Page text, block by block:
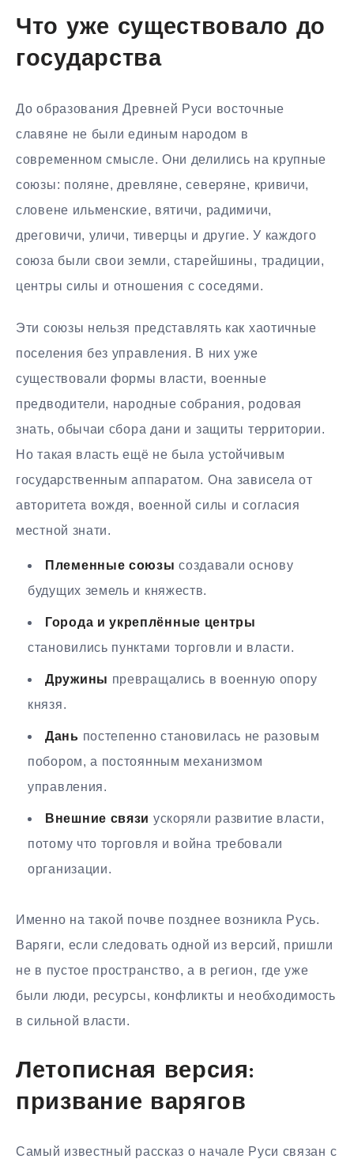
Что уже существовало до
государства
До образования Древней Руси восточные
славяне не были единым народом в
современном смысле. Они делились на крупные
союзы: поляне, древляне, северяне, кривичи,
словене ильменские, вятичи, радимичи,
дреговичи, уличи, тиверцы и другие. У каждого
союза были свои земли, старейшины, традиции,
центры силы и отношения с соседями.
Эти союзы нельзя представлять как хаотичные
поселения без управления. В них уже
существовали формы власти, военные
предводители, народные собрания, родовая
знать, обычаи сбора дани и защиты территории.
Но такая власть ещё не была устойчивым
государственным аппаратом. Она зависела от
авторитета вождя, военной силы и согласия
местной знати.
Племенные союзы создавали основу
будущих земель и княжеств.
Города и укреплённые центры
становились пунктами торговли и власти.
Дружины превращались в военную опору
князя.
Дань постепенно становилась не разовым
побором, а постоянным механизмом
управления.
Внешние связи ускоряли развитие власти,
потому что торговля и война требовали
организации.
Именно на такой почве позднее возникла Русь.
Варяги, если следовать одной из версий, пришли
не в пустое пространство, а в регион, где уже
были люди, ресурсы, конфликты и необходимость
в сильной власти.
Летописная версия:
призвание варягов
Самый известный рассказ о начале Руси связан с